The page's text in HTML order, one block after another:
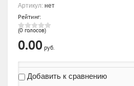
Артикул: нет
Рейтинг:
(0 голосов)
0.00 руб.
Добавить к сравнению